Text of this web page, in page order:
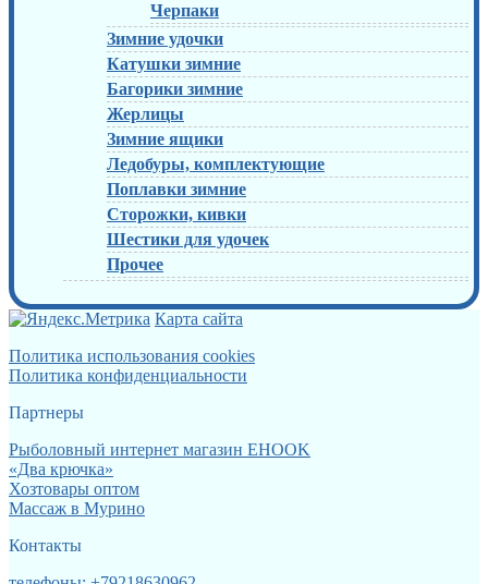
Черпаки
Зимние удочки
Катушки зимние
Багорики зимние
Жерлицы
Зимние ящики
Ледобуры, комплектующие
Поплавки зимние
Сторожки, кивки
Шестики для удочек
Прочее
Карта сайта
Политика использования cookies
Политика конфиденциальности
Партнеры
Рыболовный интернет магазин EHOOK
«Два крючка»
Хозтовары оптом
Массаж в Мурино
Контакты